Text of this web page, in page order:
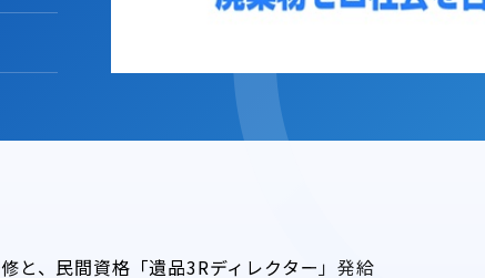
、民間資格「遺品3Rディレクター」発給